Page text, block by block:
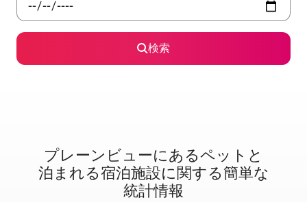
検索
プレーンビューに⁠あ⁠るペ⁠ッ⁠ト⁠と
泊⁠ま⁠れ⁠る宿⁠泊⁠施⁠設⁠に関⁠す⁠る簡⁠単⁠な
統⁠計⁠情⁠報